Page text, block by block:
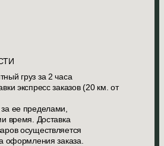
груз за 2 часа
экспресс заказов (20 км. от
ее пределами,
время. Доставка
осуществляется
оформления заказа.